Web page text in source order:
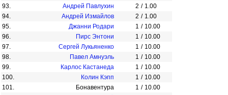
93.
Андрей Павлухин 2 / 1.00
94.
Андрей Измайлов 2 / 1.00
95.
Джанни Родари 1 / 10.00
96.
Пирс Энтони 1 / 10.00
97.
Сергей Лукьяненко 1 / 10.00
98.
Павел Амнуэль 1 / 10.00
99.
Карлос Кастанеда 1 / 10.00
100.
Колин Кэпп 1 / 10.00
101.
Бонавентура 1 / 10.00